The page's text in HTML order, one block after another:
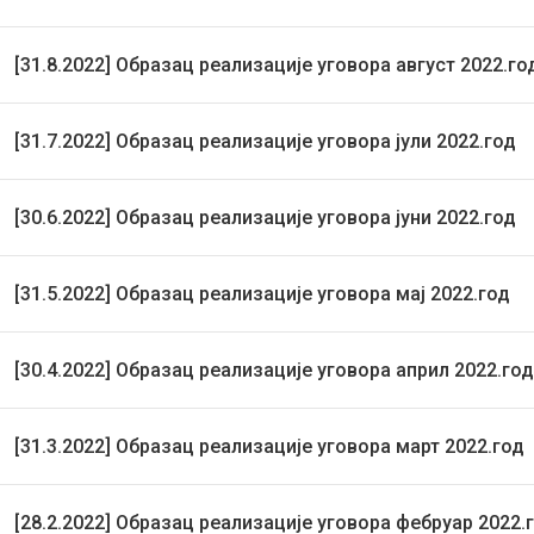
[31.8.2022] Образац реализације уговора август
[31.7.2022] Образац реализације уговора јули 2022.год
[30.6.2022] Образац реализације уговора јуни 2022.год
[31.5.2022] Образац реализације уговора мај 2022.год
[30.4.2022] Образац реализације уговора април 2022.год
[31.3.2022] Образац реализације уговора март 2022.год
[28.2.2022] Образац реализације уговора фебруар